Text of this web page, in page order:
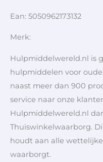
Ean: 5050962173132
Merk:
Hulpmiddelwereld.nl is
hulpmiddelen voor
naast meer dan 900
service naar onze
Hulpmiddelwereld.nl
Thuiswinkelwaarborg.
houdt aan alle
waarborgt.